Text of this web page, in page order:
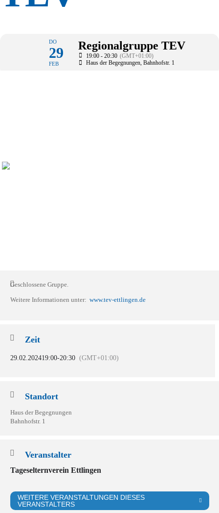
DO
29
FEB
Regionalgruppe TEV
19:00 - 20:30 (GMT+01:00)
Haus der Begegnungen , Bahnhofstr. 1
Geschlossene Gruppe.
Weitere Informationen unter: www.tev-ettlingen.de
Zeit
29.02.202419:00-20:30 (GMT+01:00)
Standort
Haus der Begegnungen
Bahnhofstr. 1
Veranstalter
Tageselternverein Ettlingen
WEITERE VERANSTALTUNGEN DIESES
VERANSTALTERS